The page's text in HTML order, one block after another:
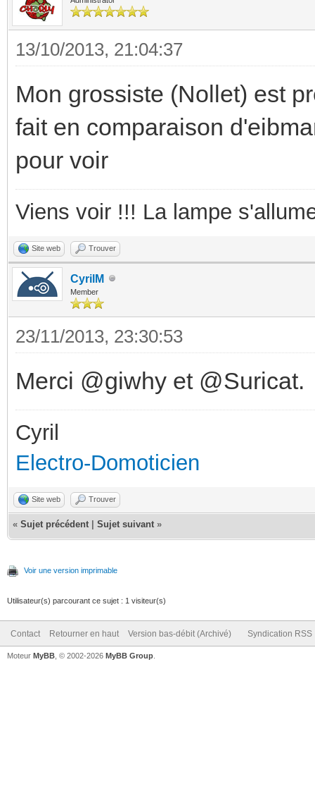
13/10/2013, 21:04:37
Mon grossiste (Nollet) est
fait en comparaison
pour voir
Viens voir !!! La lampe
Site web Trouver
CyrilM
Member
23/11/2013, 23:30:53
Merci @giwhy et @Suricat.
Cyril
Electro-Domoticien
Site web Trouver
« Sujet précédent Sujet suivant »
Voir une version imprimable
Utilisateur(s) parcourant ce sujet : 1 visiteur(s)
Contact Retourner en haut Version bas-débit (Archivé) Syndication RSS
Moteur MyBB , © 2002-2026 MyBB Group